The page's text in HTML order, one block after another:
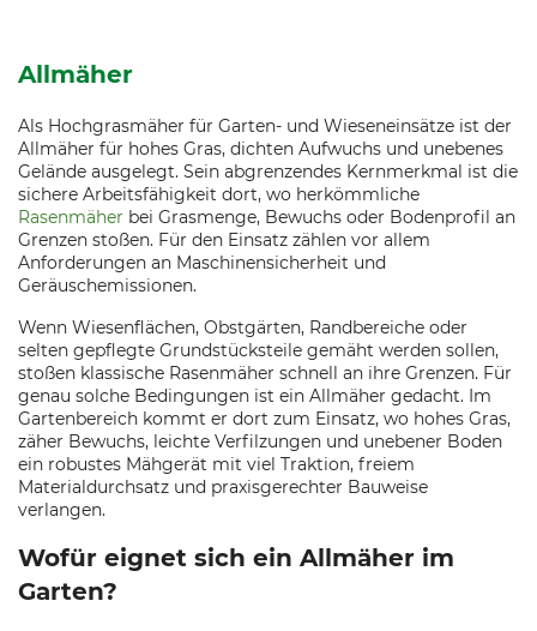
Allmäher
Als Hochgrasmäher für Garten- und Wieseneinsätze ist der
Allmäher für hohes Gras, dichten Aufwuchs und unebenes
Gelände ausgelegt. Sein abgrenzendes Kernmerkmal ist die
sichere Arbeitsfähigkeit dort, wo herkömmliche
Rasenmäher bei Grasmenge, Bewuchs oder Bodenprofil an
Grenzen stoßen. Für den Einsatz zählen vor allem
Anforderungen an Maschinensicherheit und
Geräuschemissionen.
Wenn Wiesenflächen, Obstgärten, Randbereiche oder
selten gepflegte Grundstücksteile gemäht werden sollen,
stoßen klassische Rasenmäher schnell an ihre Grenzen. Für
genau solche Bedingungen ist ein Allmäher gedacht. Im
Gartenbereich kommt er dort zum Einsatz, wo hohes Gras,
zäher Bewuchs, leichte Verfilzungen und unebener Boden
ein robustes Mähgerät mit viel Traktion, freiem
Materialdurchsatz und praxisgerechter Bauweise
verlangen.
Wofür eignet sich ein Allmäher im
Garten?